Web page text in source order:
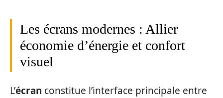
Les écrans modernes : Allier
économie d’énergie et confort
visuel
L’écran constitue l’interface principale entre